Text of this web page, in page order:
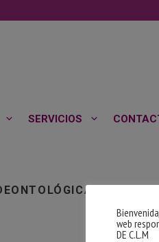
SERVICIOS
web
DE C.L.M